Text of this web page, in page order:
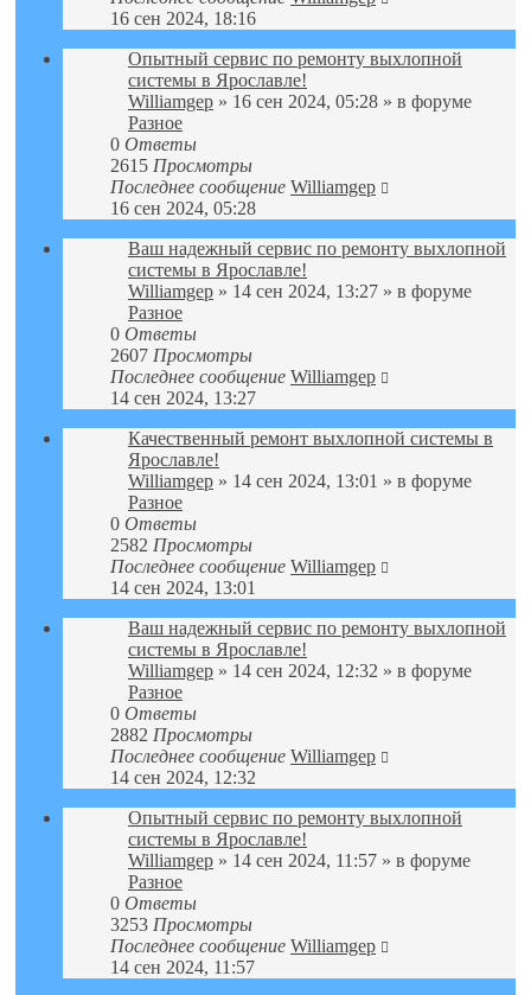
16 сен 2024, 18:16
Опытный сервис по ремонту выхлопной
системы в Ярославле!
Williamgep » 16 сен 2024, 05:28 » в форуме
Разное
0 Ответы
2615 Просмотры
Последнее сообщение Williamgep
16 сен 2024, 05:28
Ваш надежный сервис по ремонту выхлопной
системы в Ярославле!
Williamgep » 14 сен 2024, 13:27 » в форуме
Разное
0 Ответы
2607 Просмотры
Последнее сообщение Williamgep
14 сен 2024, 13:27
Качественный ремонт выхлопной системы в
Ярославле!
Williamgep » 14 сен 2024, 13:01 » в форуме
Разное
0 Ответы
2582 Просмотры
Последнее сообщение Williamgep
14 сен 2024, 13:01
Ваш надежный сервис по ремонту выхлопной
системы в Ярославле!
Williamgep » 14 сен 2024, 12:32 » в форуме
Разное
0 Ответы
2882 Просмотры
Последнее сообщение Williamgep
14 сен 2024, 12:32
Опытный сервис по ремонту выхлопной
системы в Ярославле!
Williamgep » 14 сен 2024, 11:57 » в форуме
Разное
0 Ответы
3253 Просмотры
Последнее сообщение Williamgep
14 сен 2024, 11:57